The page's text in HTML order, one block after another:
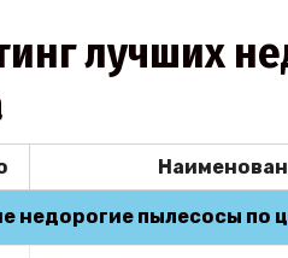
лучших
недорогие пылесосы по